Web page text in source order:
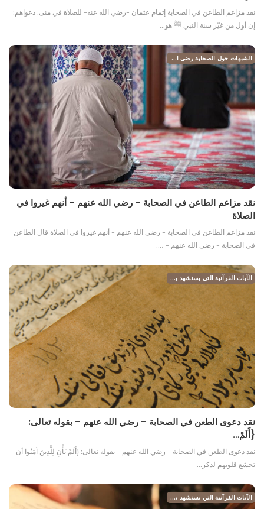
نقد مزاعم الطاعن في الصحابة إتمام عثمان -رضي الله عنه- للصلاة في منى. دعواهم:
إن أول من غيّر سنة النبي ﷺ هو…
الشبهات حول الصحابة رضي الله عنهم
نقد مزاعم الطاعن في الصحابة – رضي الله عنهم – أنهم غيروا في
الصلاة
نقد مزاعم الطاعن في الصحابة - رضي الله عنهم - أنهم غيروا في الصلاة قال الطاعن
في الصحابة - رضي الله عنهم - ،…
الآيات القرآنية التي يستشهد بها الطاعن في الصحابة
نقد دعوى الطعن في الصحابة – رضي الله عنهم – بقوله تعالى:
{أَلَمْ…
نقد دعوى الطعن في الصحابة - رضي الله عنهم - بقوله تعالى: {أَلَمْ يَأْنِ لِلَّذِينَ آمَنُوا أن
تخشع قلوبهم لذكر…
الآيات القرآنية التي يستشهد بها الطاعن في الصحابة